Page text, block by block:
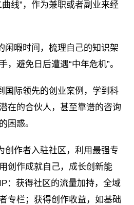
曲线”，作为兼职或者副业来经
闲暇时间，梳理自己的知识架
，避免日后遭遇“中年危机”。
国际领先的创业案例，学到科
在的合伙人，甚至靠谱的咨询
困惑。
创作者入驻社区，利用最强专
创作成就自己，成长创新能
：获得社区的流量加持，全域
专栏；获得创作收益，如基础